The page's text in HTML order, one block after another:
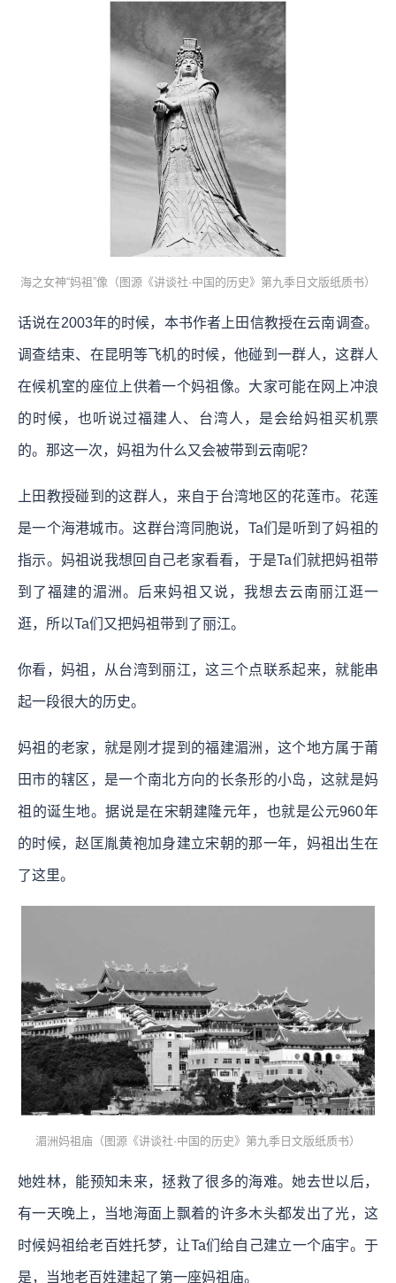
海之女神“妈祖”像（图源《讲谈社·中国的历史》第九季日文版纸质书）
话说在2003年的时候，本书作者上田信教授在云南调查。
调查结束、在昆明等飞机的时候，他碰到一群人，这群人
在候机室的座位上供着一个妈祖像。大家可能在网上冲浪
的时候，也听说过福建人、台湾人，是会给妈祖买机票
的。那这一次，妈祖为什么又会被带到云南呢？
上田教授碰到的这群人，来自于台湾地区的花莲市。花莲
是一个海港城市。这群台湾同胞说，Ta们是听到了妈祖的
指示。妈祖说我想回自己老家看看，于是Ta们就把妈祖带
到了福建的湄洲。后来妈祖又说，我想去云南丽江逛一
逛，所以Ta们又把妈祖带到了丽江。
你看，妈祖，从台湾到丽江，这三个点联系起来，就能串
起一段很大的历史。
妈祖的老家，就是刚才提到的福建湄洲，这个地方属于莆
田市的辖区，是一个南北方向的长条形的小岛，这就是妈
祖的诞生地。据说是在宋朝建隆元年，也就是公元960年
的时候，赵匡胤黄袍加身建立宋朝的那一年，妈祖出生在
了这里。
湄洲妈祖庙（图源《讲谈社·中国的历史》第九季日文版纸质书）
她姓林，能预知未来，拯救了很多的海难。她去世以后，
有一天晚上，当地海面上飘着的许多木头都发出了光，这
时候妈祖给老百姓托梦，让Ta们给自己建立一个庙宇。于
是，当地老百姓建起了第一座妈祖庙。